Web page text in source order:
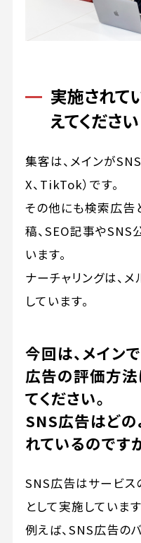
実施されて
えてください
集客は、メインが
X、TikTok）です。
その他にも検索広告
稿、SEO記事やSNS
います。
ナーチャリングは、
しています。
今回は、メイン
広告の評価方法
てください。
SNS広告はどの
れているのです
SNS広告はサービ
として実施しています
例えば、SNS広告の